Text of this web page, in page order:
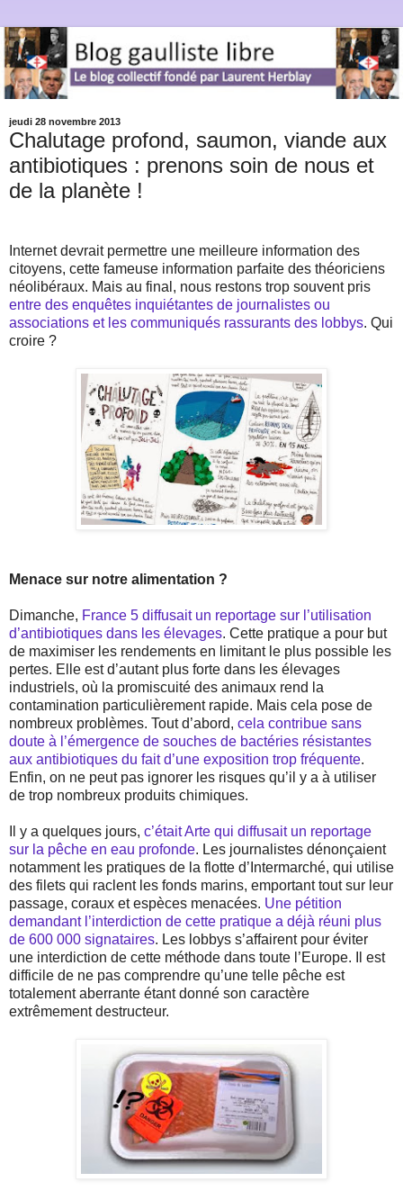
jeudi 28 novembre 2013
Chalutage profond, saumon, viande aux
antibiotiques : prenons soin de nous et
de la planète !
Internet devrait permettre une meilleure information des
citoyens, cette fameuse information parfaite des théoriciens
néolibéraux. Mais au final, nous restons trop souvent pris
entre des enquêtes inquiétantes de journalistes ou
associations et les communiqués rassurants des lobbys. Qui
croire ?
Menace sur notre alimentation ?
Dimanche, France 5 diffusait un reportage sur l’utilisation
d’antibiotiques dans les élevages. Cette pratique a pour but
de maximiser les rendements en limitant le plus possible les
pertes. Elle est d’autant plus forte dans les élevages
industriels, où la promiscuité des animaux rend la
contamination particulièrement rapide. Mais cela pose de
nombreux problèmes. Tout d’abord, cela contribue sans
doute à l’émergence de souches de bactéries résistantes
aux antibiotiques du fait d’une exposition trop fréquente.
Enfin, on ne peut pas ignorer les risques qu’il y a à utiliser
de trop nombreux produits chimiques.
Il y a quelques jours, c’était Arte qui diffusait un reportage
sur la pêche en eau profonde. Les journalistes dénonçaient
notamment les pratiques de la flotte d’Intermarché, qui utilise
des filets qui raclent les fonds marins, emportant tout sur leur
passage, coraux et espèces menacées. Une pétition
demandant l’interdiction de cette pratique a déjà réuni plus
de 600 000 signataires. Les lobbys s’affairent pour éviter
une interdiction de cette méthode dans toute l’Europe. Il est
difficile de ne pas comprendre qu’une telle pêche est
totalement aberrante étant donné son caractère
extrêmement destructeur.